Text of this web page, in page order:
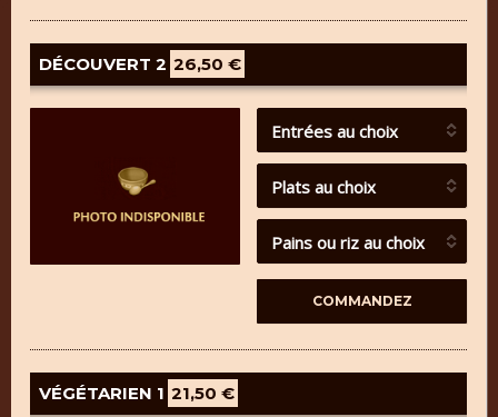
DÉCOUVERT 2 26,50 €
Entrées au choix
Plats au choix
Pains ou riz au choix
VÉGÉTARIEN 1 21,50 €